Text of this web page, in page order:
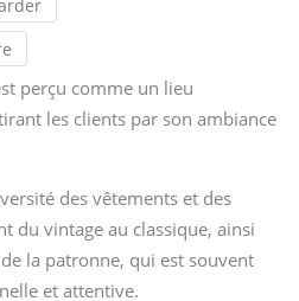
perçu comme un lieu
les clients par son ambiance
des vêtements et des
du vintage au classique, ainsi
la patronne, qui est souvent
et attentive.